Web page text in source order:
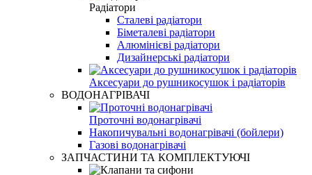
Радіатори
Сталеві радіатори
Біметалеві радіатори
Алюмінієві радіатори
Дизайнерські радіатори
Аксесуари до рушникосушок і радіаторів
ВОДОНАГРІВАЧІ
Проточні водонагрівачі
Накопичувальні водонагрівачі (бойлери)
Газові водонагрівачі
ЗАПЧАСТИНИ ТА КОМПЛЕКТУЮЧІ